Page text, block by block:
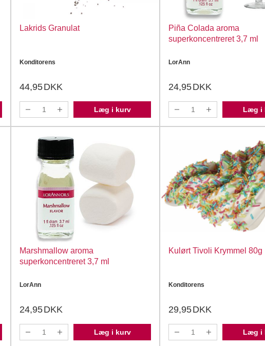
Lakrids Granulat
Konditorens
44,95DKK
Læg i kurv
Piña Colada aroma
superkoncentreret 3,7 ml
LorAnn
24,95DKK
Læg i
Marshmallow aroma
superkoncentreret 3,7 ml
LorAnn
24,95DKK
Læg i kurv
Kulørt Tivoli Krymmel 80g
Konditorens
29,95DKK
Læg i